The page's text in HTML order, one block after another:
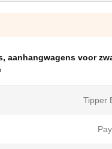
, aanhangwagens voor
Tipper